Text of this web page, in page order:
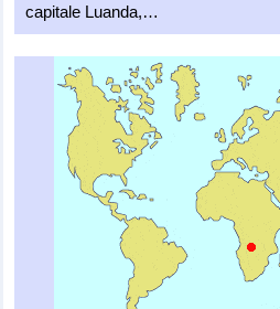
capitale Luanda,…